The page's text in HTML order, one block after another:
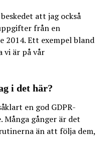
att jag också
från en
2014. Ett exempel bland
vi är på vår
i det här?
en god GDPR-
Många gånger är det
än att följa dem,